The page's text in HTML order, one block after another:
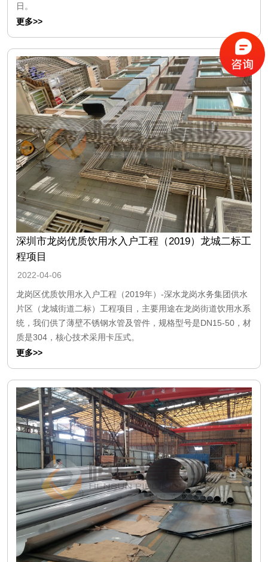
日。
更多>>
深圳市龙岗优质饮用水入户工程（2019）龙城二标工
程项目
2022-04-06
龙岗区优质饮用水入户工程（2019年）-深水龙岗水务集团供水
片区（龙城街道二标）工程项目，主要用途在龙岗街道饮用水系
统，我们供了薄壁不锈钢水管及管件，规格型号是DN15-50，材
质是304，核心技术采用卡压式。
更多>>